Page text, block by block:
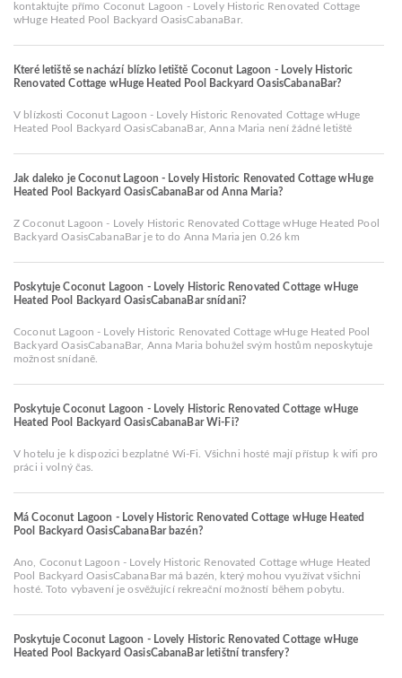
kontaktujte přímo Coconut Lagoon - Lovely Historic Renovated Cottage
wHuge Heated Pool Backyard OasisCabanaBar.
Které letiště se nachází blízko letiště Coconut Lagoon - Lovely Historic
Renovated Cottage wHuge Heated Pool Backyard OasisCabanaBar?
V blízkosti Coconut Lagoon - Lovely Historic Renovated Cottage wHuge
Heated Pool Backyard OasisCabanaBar, Anna Maria není žádné letiště
Jak daleko je Coconut Lagoon - Lovely Historic Renovated Cottage wHuge
Heated Pool Backyard OasisCabanaBar od Anna Maria?
Z Coconut Lagoon - Lovely Historic Renovated Cottage wHuge Heated Pool
Backyard OasisCabanaBar je to do Anna Maria jen 0.26 km
Poskytuje Coconut Lagoon - Lovely Historic Renovated Cottage wHuge
Heated Pool Backyard OasisCabanaBar snídani?
Coconut Lagoon - Lovely Historic Renovated Cottage wHuge Heated Pool
Backyard OasisCabanaBar, Anna Maria bohužel svým hostům neposkytuje
možnost snídaně.
Poskytuje Coconut Lagoon - Lovely Historic Renovated Cottage wHuge
Heated Pool Backyard OasisCabanaBar Wi-Fi?
V hotelu je k dispozici bezplatné Wi-Fi. Všichni hosté mají přístup k wifi pro
práci i volný čas.
Má Coconut Lagoon - Lovely Historic Renovated Cottage wHuge Heated
Pool Backyard OasisCabanaBar bazén?
Ano, Coconut Lagoon - Lovely Historic Renovated Cottage wHuge Heated
Pool Backyard OasisCabanaBar má bazén, který mohou využívat všichni
hosté. Toto vybavení je osvěžující rekreační možností během pobytu.
Poskytuje Coconut Lagoon - Lovely Historic Renovated Cottage wHuge
Heated Pool Backyard OasisCabanaBar letištní transfery?